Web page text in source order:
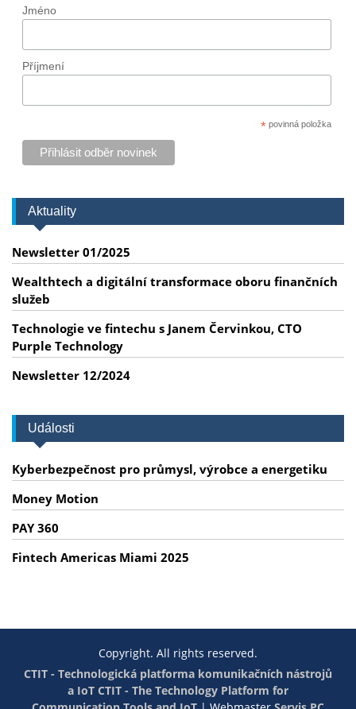
Jméno
Příjmení
*povinná položka
Aktuality
Newsletter 01/2025
Wealthtech a digitální transformace oboru finančních
služeb
Technologie ve fintechu s Janem Červinkou, CTO
Purple Technology
Newsletter 12/2024
Události
Kyberbezpečnost pro průmysl, výrobce a energetiku
Money Motion
PAY 360
Fintech Americas Miami 2025
Copyright. All rights reserved.
CTIT - Technologická platforma komunikačních nástrojů
a IoT CTIT - The Technology Platform for